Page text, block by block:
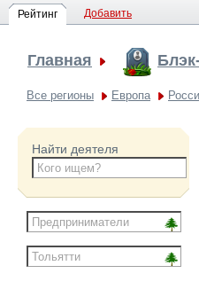
Рейтинг Добавить
Главная
Все регионы Европа
Найти деятеля